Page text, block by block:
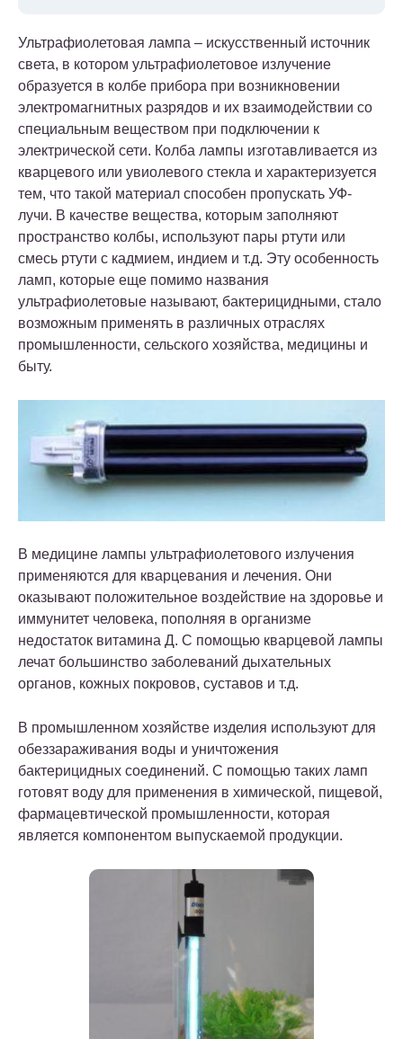
Ультрафиолетовая лампа – искусственный источник
света, в котором ультрафиолетовое излучение
образуется в колбе прибора при возникновении
электромагнитных разрядов и их взаимодействии со
специальным веществом при подключении к
электрической сети. Колба лампы изготавливается из
кварцевого или увиолевого стекла и характеризуется
тем, что такой материал способен пропускать УФ-
лучи. В качестве вещества, которым заполняют
пространство колбы, используют пары ртути или
смесь ртути с кадмием, индием и т.д. Эту особенность
ламп, которые еще помимо названия
ультрафиолетовые называют, бактерицидными, стало
возможным применять в различных отраслях
промышленности, сельского хозяйства, медицины и
быту.
В медицине лампы ультрафиолетового излучения
применяются для кварцевания и лечения. Они
оказывают положительное воздействие на здоровье и
иммунитет человека, пополняя в организме
недостаток витамина Д. С помощью кварцевой лампы
лечат большинство заболеваний дыхательных
органов, кожных покровов, суставов и т.д.
В промышленном хозяйстве изделия используют для
обеззараживания воды и уничтожения
бактерицидных соединений. С помощью таких ламп
готовят воду для применения в химической, пищевой,
фармацевтической промышленности, которая
является компонентом выпускаемой продукции.